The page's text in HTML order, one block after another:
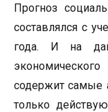
Прогноз
составлялся с
года. И на
содержит самые
только